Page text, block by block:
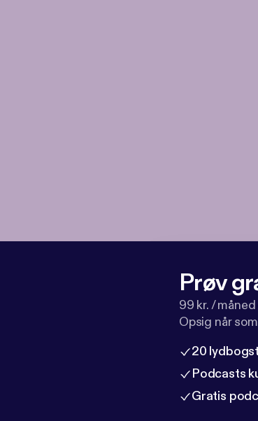
Prøv
99 kr. /
Opsig når
20
Podcasts
Gratis